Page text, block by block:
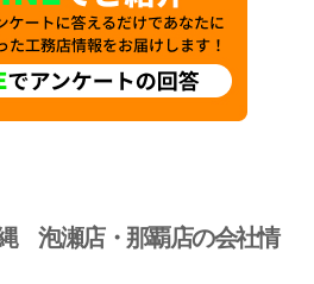
泡瀬店・那覇店の会社情